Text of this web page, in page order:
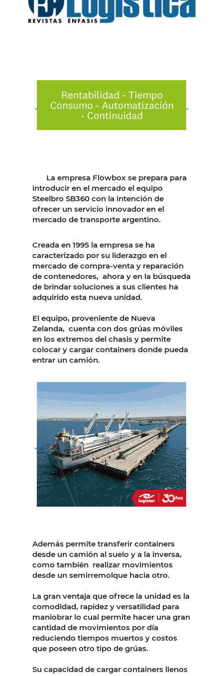
La empresa Flowbox se prepara para
introducir en el mercado el equipo
Steelbro SB360 con la intención de
ofrecer un servicio innovador en el
mercado de transporte argentino.
Creada en 1995 la empresa se ha
caracterizado por su liderazgo en el
mercado de compra-venta y reparación
de contenedores, ahora y en la búsqueda
de brindar soluciones a sus clientes ha
adquirido esta nueva unidad.
El equipo, proveniente de Nueva
Zelanda, cuenta con dos grúas móviles
en los extremos del chasis y permite
colocar y cargar containers donde pueda
entrar un camión.
Además permite transferir containers
desde un camión al suelo y a la inversa,
como también realizar movimientos
desde un semirremolque hacia otro.
La gran ventaja que ofrece la unidad es la
comodidad, rapidez y versatilidad para
maniobrar lo cual permite hacer una gran
cantidad de movimientos por día
reduciendo tiempos muertos y costos
que poseen otro tipo de grúas.
Su capacidad de cargar containers llenos